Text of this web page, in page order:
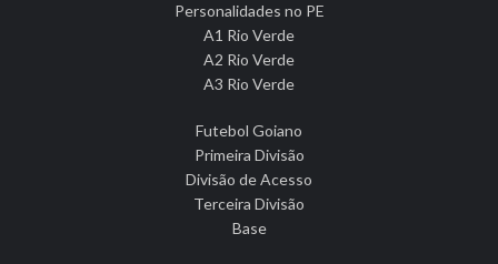
Personalidades no PE
A1 Rio Verde
A2 Rio Verde
A3 Rio Verde
Futebol Goiano
Primeira Divisão
Divisão de Acesso
Terceira Divisão
Base